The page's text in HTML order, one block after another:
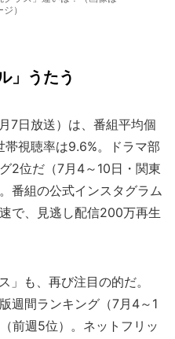
）
」うたう
7日放送）は、番組平均個
視聴率は9.6%。ドラマ部
2位だ（7月4～10日・関東
番組の公式インスタグラム
で、見逃し配信200万再生
も、再び注目の的だ。
週間ランキング（7月4～1
前週5位）。ネットフリッ